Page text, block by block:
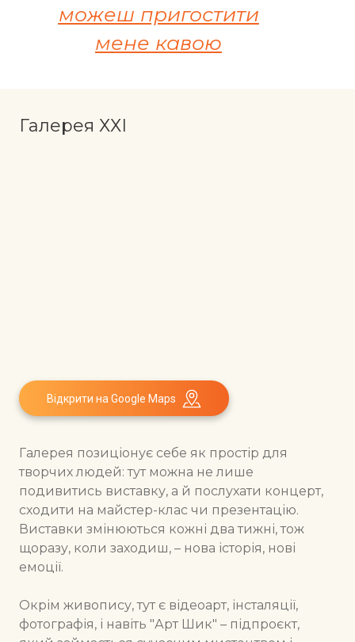
можеш пригостити
мене кавою
Галерея ХХІ
Відкрити на Google Maps
Галерея позиціонує себе як простір для
творчих людей: тут можна не лише
подивитись виставку, а й послухати концерт,
сходити на майстер-клас чи презентацію.
Виставки змінюються кожні два тижні, тож
щоразу, коли заходиш, – нова історія, нові
емоції.
Окрім живопису, тут є відеоарт, інсталяції,
фотографія, і навіть "Арт Шик" – підпроєкт,